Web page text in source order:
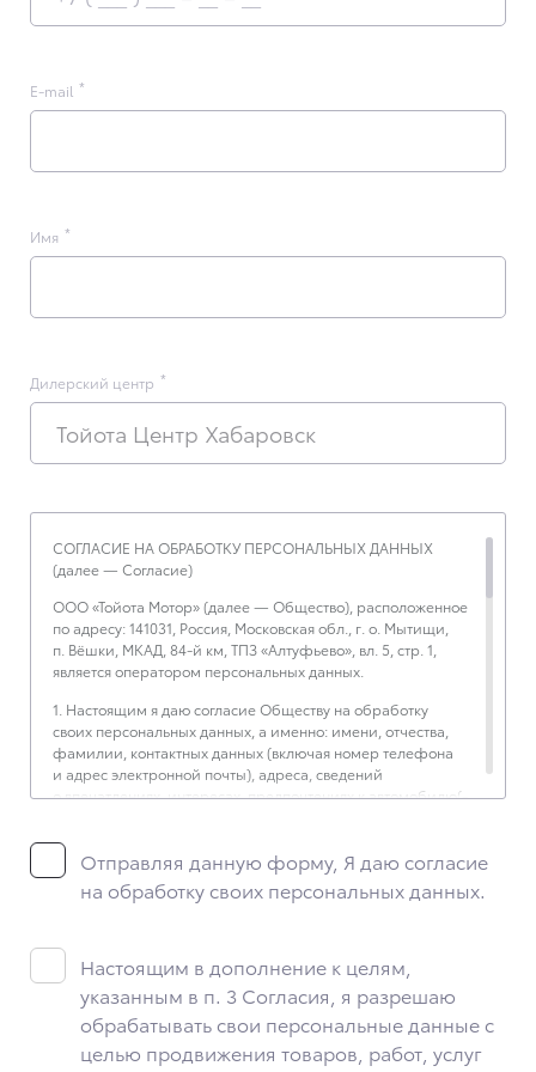
E-mail
Имя
Дилерский центр
Тойота Центр Хабаровск
СОГЛАСИЕ НА ОБРАБОТКУ ПЕРСОНАЛЬНЫХ ДАННЫХ
(далее — Согласие)
ООО «Тойота Мотор» (далее — Общество), расположенное
по адресу: 141031, Россия, Московская обл., г. о. Мытищи,
п. Вёшки, МКАД, 84-й км, ТПЗ «Алтуфьево», вл. 5, стр. 1,
является оператором персональных данных.
1. Настоящим я даю согласие Обществу на обработку
своих персональных данных, а именно: имени, отчества,
фамилии, контактных данных (включая номер телефона
и адрес электронной почты), адреса, сведений
о впечатлениях, интересах, предпочтениях к автомобилю(-
операционной системы устройства и модели мобильного
телефона посетителя сайта, уникального идентификатора
посетителя сайта, предпочтительного времени и способа
для контакта, истории контактов.
следующие действия: сбор, запись, систематизация,
накопление, хранение, уточнение (обновление,
изменение), извлечение, использование, передача
(предоставление, доступ), блокирование, удаление,
уничтожение персональных данных. Общество
Отправляя данную форму, Я даю согласие
на обработку своих персональных данных.
Настоящим в дополнение к целям,
указанным в п. 3 Согласия, я разрешаю
обрабатывать свои персональные данные с
целью продвижения товаров, работ, услуг